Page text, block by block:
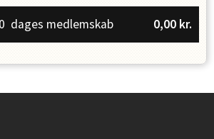
dages medlemskab 0,00 kr.